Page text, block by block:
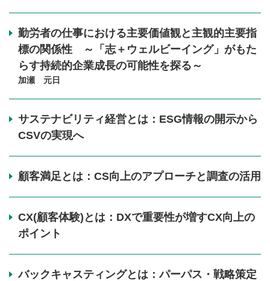
勤労者の仕事における主要価値観と主観的主要指
標の関係性 ～「志＋ウェルビーイング」がもた
らす持続的企業成長の可能性を探る～
加瀬 元日
サステナビリティ経営とは：ESG情報の開示から
CSVの実現へ
顧客満足とは：CS向上のアプローチと調査の活用
CX(顧客体験)とは：DXで重要性が増すCX向上の
ポイント
バックキャスティングとは：パーパス・戦略策定